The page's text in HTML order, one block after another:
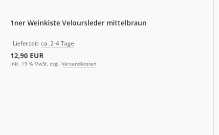
1ner Weinkiste Veloursleder mittelbraun
Lieferzeit:ca. 2-4 Tage
12,90 EUR
inkl. 19 % MwSt. zzgl. Versandkosten